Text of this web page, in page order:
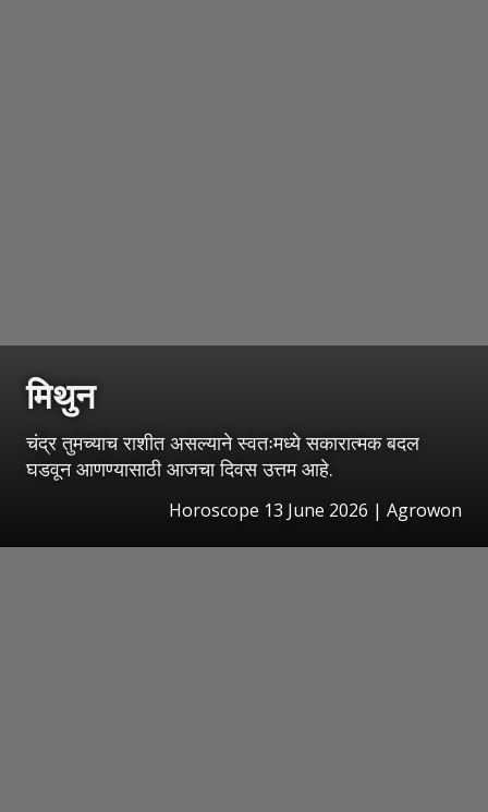
मिथुन
चंद्र तुमच्याच राशीत असल्याने स्वतःमध्ये सकारात्मक बदल
घडवून आणण्यासाठी आजचा दिवस उत्तम आहे.
Horoscope 13 June 2026 | Agrowon